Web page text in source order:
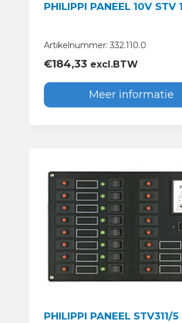
PHILIPPI PANEEL 10V STV
Artikelnummer: 332.110.0
€184,33 excl.BTW
Meer informatie
PHILIPPI PANEEL STV311/5